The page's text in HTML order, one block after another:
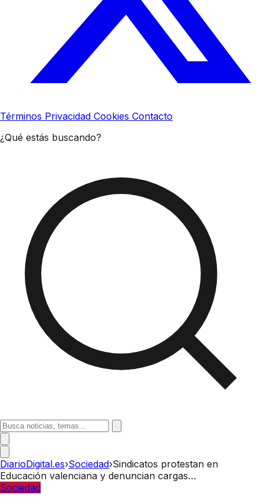
Términos Privacidad Cookies Contacto
¿Qué estás buscando?
DiarioDigital.es›Sociedad›Sindicatos protestan en
Educación valenciana y denuncian cargas…
Sociedad